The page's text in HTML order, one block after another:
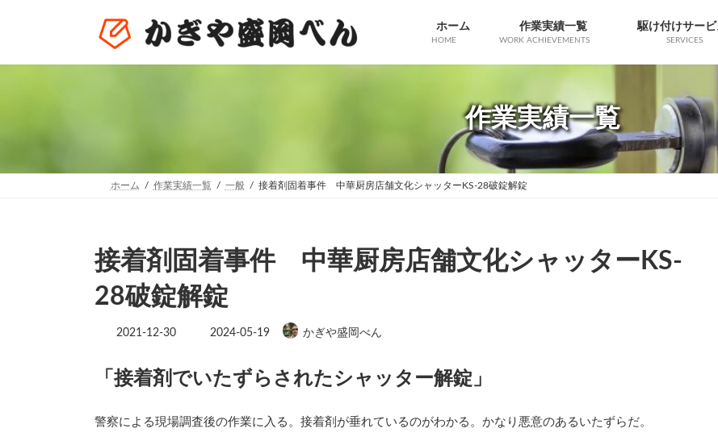
ホーム
HOME
作業実績一覧
WORK ACHIEVEMENTS
駆け付けサー
SERVICES
作業実績一覧
ホーム 作業実績一覧 一般 接着剤固着事件 中華厨房店舗文化シャッターKS-28破錠解錠
接着剤固着事件 中華厨房店舗文化シャッターKS-
28破錠解錠
2021-12-30
最
新
日
2024-05-19 かぎや盛岡べん
「接着剤でいたずらされたシャッター解錠」
警察による現場調査後の作業に入る。接着剤が垂れているのがわかる。かなり悪意のあるいたずらだ。